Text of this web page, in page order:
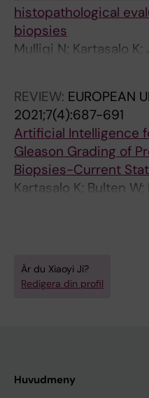
histopathological
biopsies
Mulliqi N; Kartasalo K;
H; Blilie A; Braun M;
Pedersen BG;
Ruusuvuori P; Egevad
REVIEW: EUROPEAN
2021;7(4):687-691
Artificial Intelligence
Gleason Grading of
Biopsies-Current
Kartasalo K; Bulten
Pinckaers H; Olsson
P; Egevad L; Eklund M
Är du Xiaoyi Ji?
Redigera din profil
Huvudmeny